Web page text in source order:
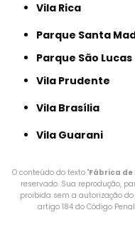
Vila Rica
Parque Santa
Parque São Lucas
Vila Prudente
Vila Brasília
Vila Guarani
O conteúdo do texto "Fábrica de
reservado. Sua reprodução,
proibida sem a autorização
artigo 184 do Código